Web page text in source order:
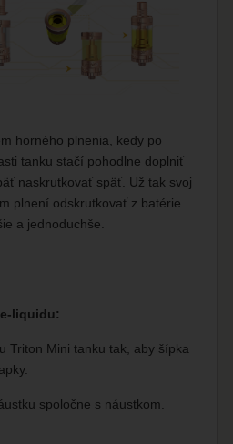
horného plnenia, kedy po
tanku stačí pohodlne doplniť
naskrutkovať späť. Už tak svoj
plnení odskrutkovať z batérie.
a jednoduchše.
liquidu:
Triton Mini tanku tak, aby šípka
spoločne s náustkom.